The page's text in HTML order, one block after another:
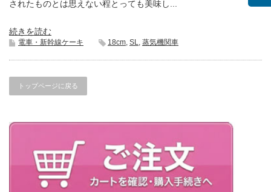
されたものとは思えない程とっても美味し...
続きを読む
電車・新幹線ケーキ 18cm SL 蒸気機関車
トップページに戻る